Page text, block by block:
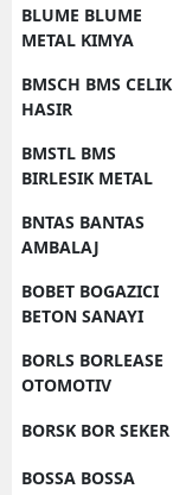
BLUME BLUME
METAL KIMYA
BMSCH BMS CELIK
HASIR
BMSTL BMS
BIRLESIK METAL
BNTAS BANTAS
AMBALAJ
BOBET BOGAZICI
BETON SANAYI
BORLS BORLEASE
OTOMOTIV
BORSK BOR SEKER
BOSSA BOSSA